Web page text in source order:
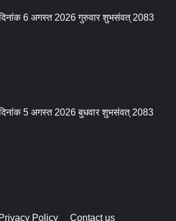
आज का पंचांग: आज दिनांक 6 अगस्त 2026 गुरुवार शुभसंवत् 2083
5 अगस्त 2026 बुधवार शुभसंवत् 2083
Privacy Policy Contact us